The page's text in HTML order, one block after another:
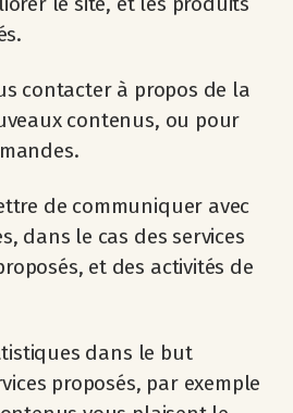
contacter à propos de la
contenus, ou pour
de communiquer avec
dans le cas des services
et des activités de
dans le but
proposés, par exemple